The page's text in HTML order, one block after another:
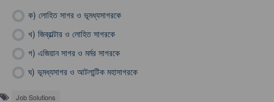
ক) লোহিত সাগর ও ভূমধ্যসাগরকে
খ) জিব্রাল্টার ও লোহিত সাগরকে
গ) এজিয়ান সাগর ও মর্মর সাগরকে
ঘ) ভূমধ্যসাগর ও আটলান্টিক মহাসাগরকে
Job Solutions